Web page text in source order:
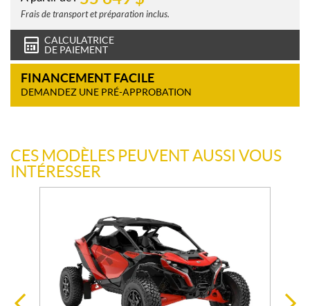
Frais de transport et préparation inclus.
CALCULATRICE
DE PAIEMENT
FINANCEMENT FACILE
DEMANDEZ UNE PRÉ-APPROBATION
CES MODÈLES PEUVENT AUSSI VOUS
INTÉRESSER